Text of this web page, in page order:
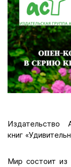
книг
Мир состоит из